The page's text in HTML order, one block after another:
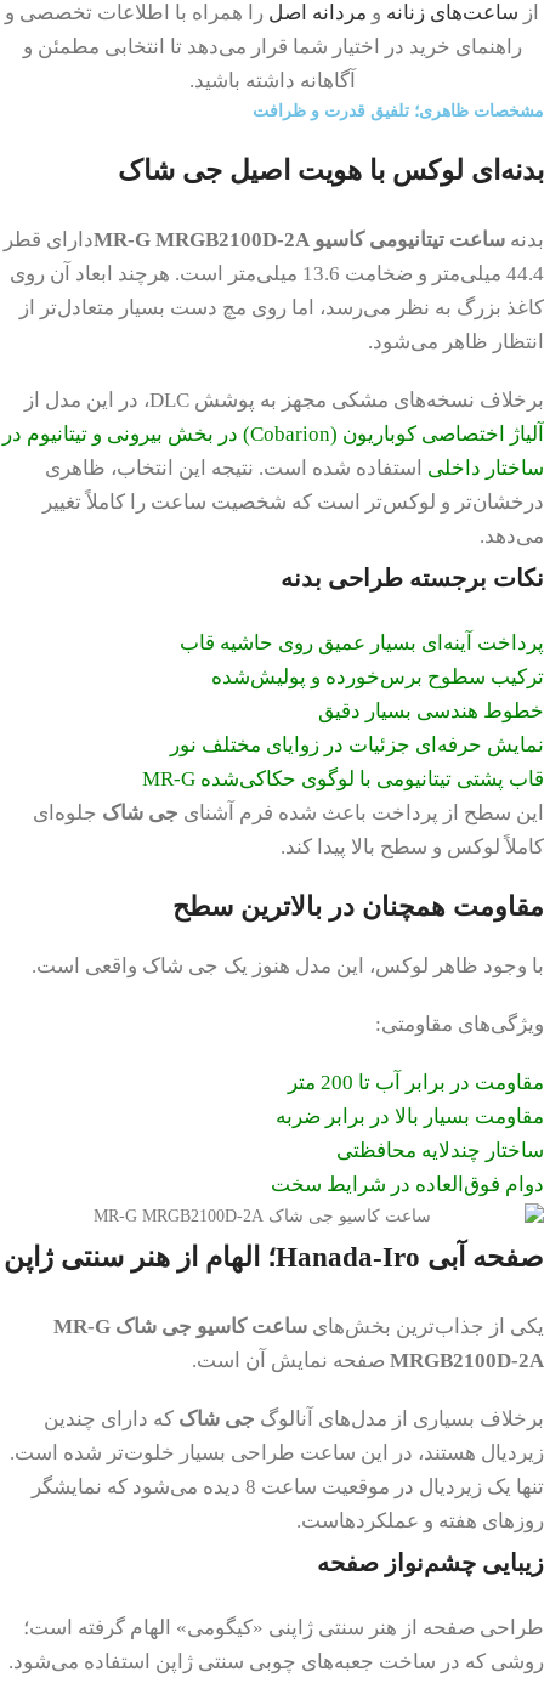
از ساعت‌های زنانه و مردانه اصل را همراه با اطلاعات تخصصی و
راهنمای خرید در اختیار شما قرار می‌دهد تا انتخابی مطمئن و
آگاهانه داشته باشید.
مشخصات ظاهری؛ تلفیق قدرت و ظرافت
بدنه‌ای لوکس با هویت اصیل جی شاک
بدنه ساعت تیتانیومی کاسیو MR-G MRGB2100D-2Aدارای قطر
44.4 میلی‌متر و ضخامت 13.6 میلی‌متر است. هرچند ابعاد آن روی
کاغذ بزرگ به نظر می‌رسد، اما روی مچ دست بسیار متعادل‌تر از
انتظار ظاهر می‌شود.
برخلاف نسخه‌های مشکی مجهز به پوشش DLC، در این مدل از
آلیاژ اختصاصی کوباریون (Cobarion) در بخش بیرونی و تیتانیوم در
ساختار داخلی استفاده شده است. نتیجه این انتخاب، ظاهری
درخشان‌تر و لوکس‌تر است که شخصیت ساعت را کاملاً تغییر
می‌دهد.
نکات برجسته طراحی بدنه
پرداخت آینه‌ای بسیار عمیق روی حاشیه قاب
ترکیب سطوح برس‌خورده و پولیش‌شده
خطوط هندسی بسیار دقیق
نمایش حرفه‌ای جزئیات در زوایای مختلف نور
قاب پشتی تیتانیومی با لوگوی حکاکی‌شده MR-G
این سطح از پرداخت باعث شده فرم آشنای جی شاک جلوه‌ای
کاملاً لوکس و سطح بالا پیدا کند.
مقاومت همچنان در بالاترین سطح
با وجود ظاهر لوکس، این مدل هنوز یک جی شاک واقعی است.
ویژگی‌های مقاومتی:
مقاومت در برابر آب تا 200 متر
مقاومت بسیار بالا در برابر ضربه
ساختار چندلایه محافظتی
دوام فوق‌العاده در شرایط سخت
صفحه آبی Hanada-Iro؛ الهام از هنر سنتی ژاپن
یکی از جذاب‌ترین بخش‌های ساعت کاسیو جی شاک MR-G
MRGB2100D-2A صفحه نمایش آن است.
برخلاف بسیاری از مدل‌های آنالوگ جی شاک که دارای چندین
زیردیال هستند، در این ساعت طراحی بسیار خلوت‌تر شده است.
تنها یک زیردیال در موقعیت ساعت 8 دیده می‌شود که نمایشگر
روزهای هفته و عملکردهاست.
زیبایی چشم‌نواز صفحه
طراحی صفحه از هنر سنتی ژاپنی «کیگومی» الهام گرفته است؛
روشی که در ساخت جعبه‌های چوبی سنتی ژاپن استفاده می‌شود.